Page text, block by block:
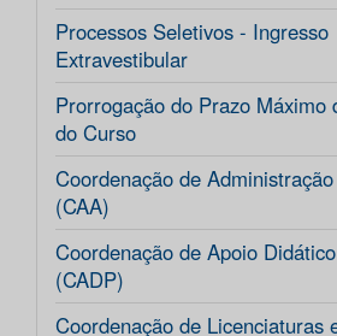
Processos Seletivos - Ingresso
Extravestibular
Prorrogação do Prazo Máximo
do Curso
Coordenação de
(CAA)
Coordenação de Apoio
(CADP)
Coordenação de Licenciaturas